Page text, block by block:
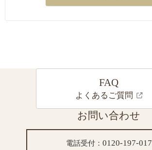
FAQ
よくあるご質問
お問い合わせ
電話受付： 0120-197-017